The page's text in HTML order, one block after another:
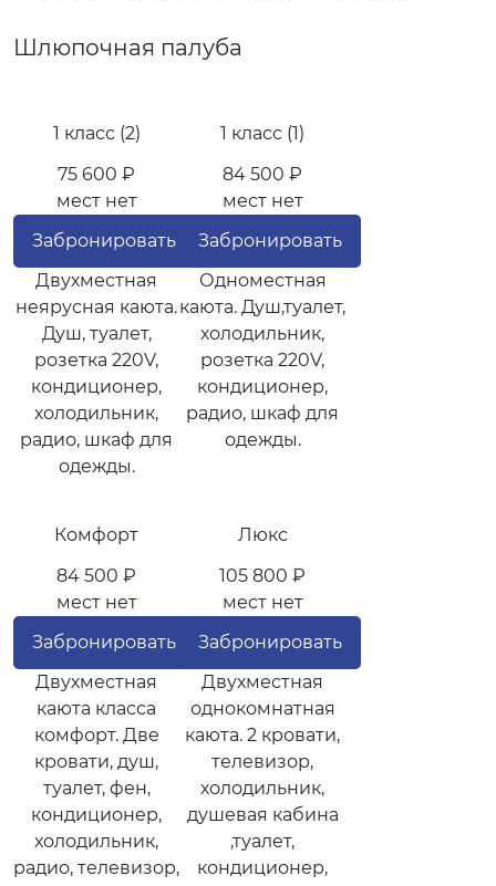
Шлюпочная палуба
1 класс (2)
75 600 ₽
мест нет
Забронировать
Двухместная
неярусная каюта.
Душ, туалет,
розетка 220V,
кондиционер,
холодильник,
радио, шкаф для
одежды.
1 класс (1)
84 500 ₽
мест нет
Забронировать
Одноместная
каюта. Душ,туалет,
холодильник,
розетка 220V,
кондиционер,
радио, шкаф для
одежды.
Комфорт
84 500 ₽
мест нет
Забронировать
Двухместная
каюта класса
комфорт. Две
кровати, душ,
туалет, фен,
кондиционер,
холодильник,
радио, телевизор,
Люкс
105 800 ₽
мест нет
Забронировать
Двухместная
однокомнатная
каюта. 2 кровати,
телевизор,
холодильник,
душевая кабина
,туалет,
кондиционер,